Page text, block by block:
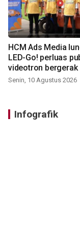
HCM Ads Media
LED-Go! perluas
videotron bergerak
Senin, 10 Agustus 2026
Infografik